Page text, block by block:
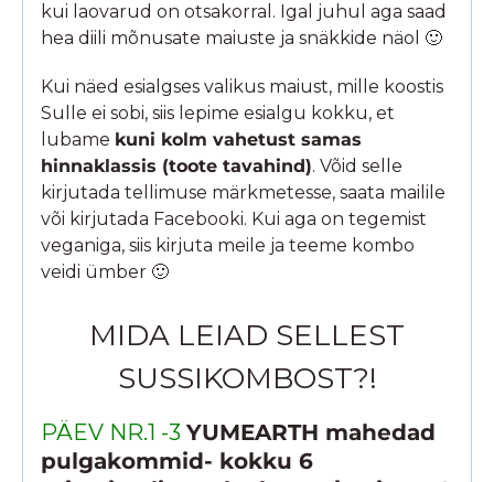
kui laovarud on otsakorral. Igal juhul aga saad
hea diili mõnusate maiuste ja snäkkide näol 🙂
Kui näed esialgses valikus maiust, mille koostis
Sulle ei sobi, siis lepime esialgu kokku, et
lubame kuni kolm vahetust samas
hinnaklassis (toote tavahind). Võid selle
kirjutada tellimuse märkmetesse, saata mailile
või kirjutada Facebooki. Kui aga on tegemist
veganiga, siis kirjuta meile ja teeme kombo
veidi ümber 🙂
MIDA LEIAD SELLEST
SUSSIKOMBOST?!
PÄEV NR.1 -3 YUMEARTH mahedad
pulgakommid- kokku 6